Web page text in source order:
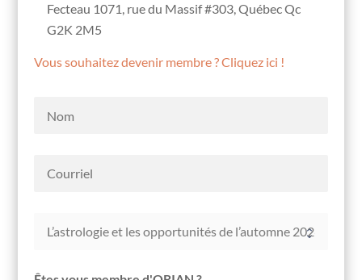
Fecteau 1071, rue du Massif #303, Québec Qc
G2K 2M5
Vous souhaitez devenir membre ? Cliquez ici !